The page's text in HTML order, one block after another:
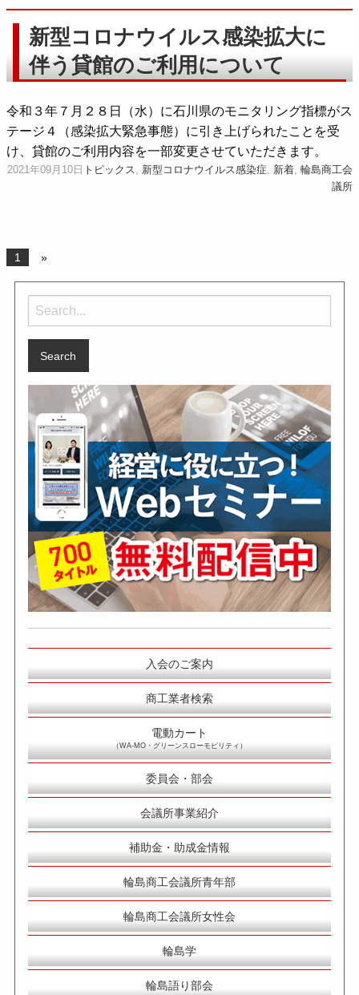
Search
for:
入会のご案内
商工業者検索
電動カート
（WA-MO・グリーンスローモビリティ）
委員会・部会
会議所事業紹介
補助金・助成金情報
輪島商工会議所青年部
輪島商工会議所女性会
輪島学
輪島語り部会
新型コロナウイルス感染拡大に
伴う貸館のご利用について
令和３年７月２８日（水）に石川県のモニタリング指標がス
テージ４（感染拡大緊急事態）に引き上げられたことを受
け、貸館のご利用内容を一部変更させていただきます。
2021年09月10日 トピックス, 新型コロナウイルス感染症, 新着, 輪島商工会
議所
1 »